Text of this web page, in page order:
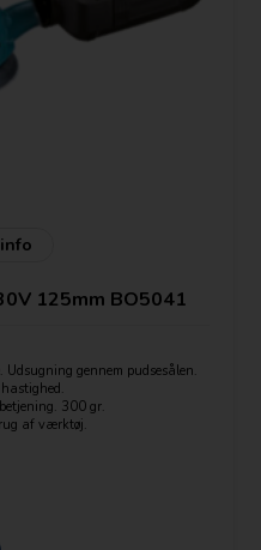
125mm BO5041
gennem pudsesålen.
300 gr.
af værktøj.